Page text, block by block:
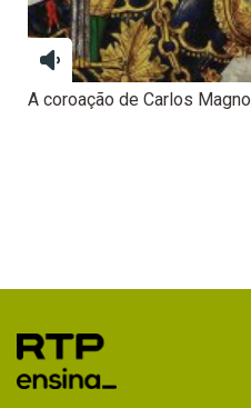
A coroação de Carlos Magno